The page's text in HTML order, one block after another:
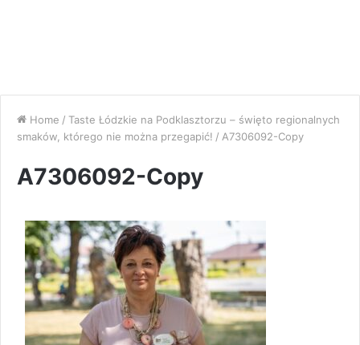
Home / Taste Łódzkie na Podklasztorzu – święto regionalnych
smaków, którego nie można przegapić! / A7306092-Copy
A7306092-Copy